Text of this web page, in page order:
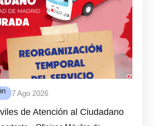
7 Ago 2026
de Atención al Ciudadano